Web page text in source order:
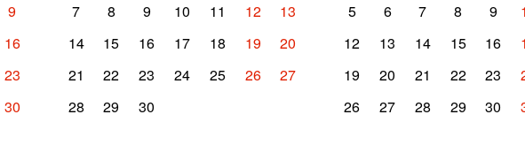
9
16
23
30
7
8 9 10 11 12
13
14
15 16 17 18 19
20
21
22 23 24 25 26
27
28
29 30
5
6 7 8 9
12
13 14 15 16
19
20 21 22 23
26
27 28 29 30